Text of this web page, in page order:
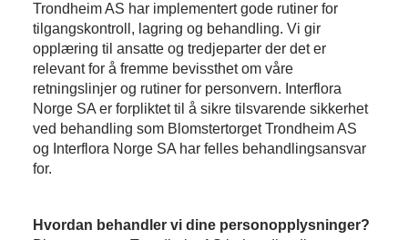
Trondheim AS har implementert gode rutiner for
tilgangskontroll, lagring og behandling. Vi gir
opplæring til ansatte og tredjeparter der det er
relevant for å fremme bevissthet om våre
retningslinjer og rutiner for personvern. Interflora
Norge SA er forpliktet til å sikre tilsvarende sikkerhet
ved behandling som Blomstertorget Trondheim AS
og Interflora Norge SA har felles behandlingsansvar
for.
Hvordan behandler vi dine personopplysninger?